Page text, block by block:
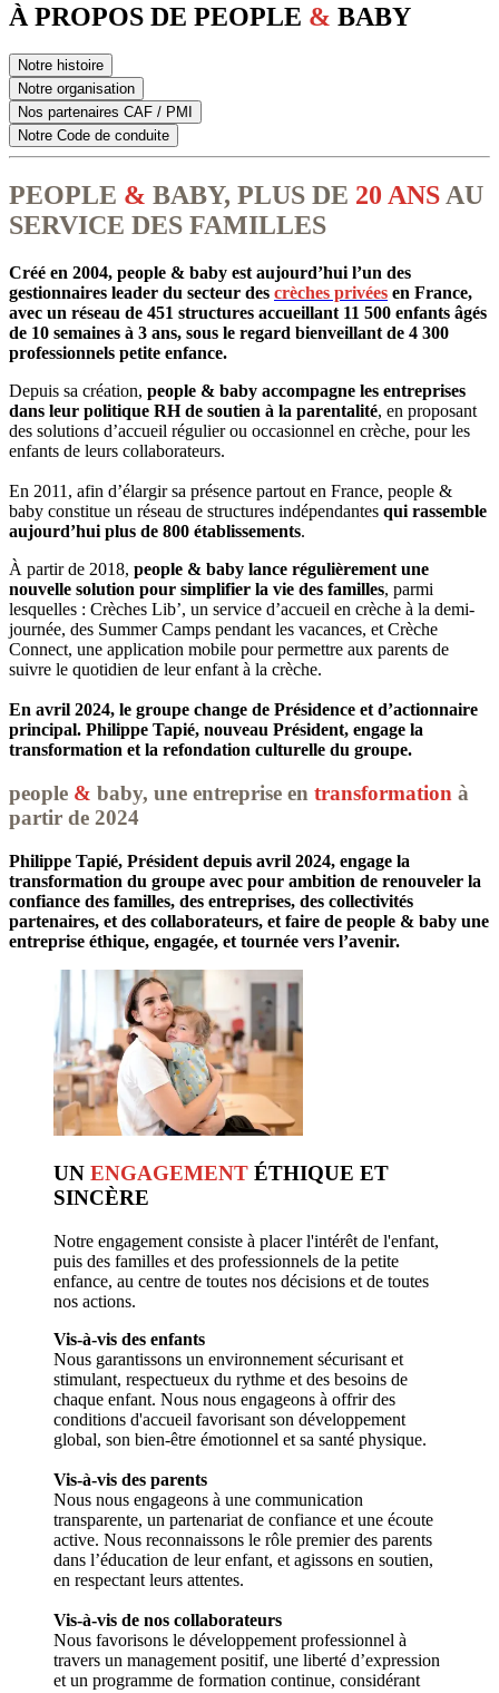
À PROPOS DE PEOPLE & BABY
Notre histoire
Notre organisation
Nos partenaires CAF / PMI
Notre Code de conduite
PEOPLE & BABY, PLUS DE 20 ANSAU
SERVICE DES FAMILLES
Créé en 2004, people & baby est aujourd’hui l’un des
gestionnaires leader du secteur des crèches privées en France,
avec un réseau de 451 structures accueillant 11 500 enfants âgés
de 10 semaines à 3 ans, sous le regard bienveillant de 4 300
professionnels petite enfance.
Depuis sa création, people & baby accompagne les entreprises
dans leur politique RH de soutien à la parentalité, en proposant
des solutions d’accueil régulier ou occasionnel en crèche, pour les
enfants de leurs collaborateurs.
En 2011, afin d’élargir sa présence partout en France, people &
baby constitue un réseau de structures indépendantes qui rassemble
aujourd’hui plus de 800 établissements.
À partir de 2018, people & baby lance régulièrement une
nouvelle solution pour simplifier la vie des familles, parmi
lesquelles : Crèches Lib’, un service d’accueil en crèche à la demi-
journée, des Summer Camps pendant les vacances, et Crèche
Connect, une application mobile pour permettre aux parents de
suivre le quotidien de leur enfant à la crèche.
En avril 2024, le groupe change de Présidence et d’actionnaire
principal. Philippe Tapié, nouveau Président, engage la
transformation et la refondation culturelle du groupe.
people & baby, une entreprise en transformation à
partir de 2024
Philippe Tapié, Président depuis avril 2024, engage la
transformation du groupe avec pour ambition de renouveler la
confiance des familles, des entreprises, des collectivités
partenaires, et des collaborateurs, et faire de people & baby une
entreprise éthique, engagée, et tournée vers l’avenir.
UN ENGAGEMENT ÉTHIQUE ET
SINCÈRE
Notre engagement consiste à placer l'intérêt de l'enfant,
puis des familles et des professionnels de la petite
enfance, au centre de toutes nos décisions et de toutes
nos actions.
Vis-à-vis des enfants
Nous garantissons un environnement sécurisant et
stimulant, respectueux du rythme et des besoins de
chaque enfant. Nous nous engageons à offrir des
conditions d'accueil favorisant son développement
global, son bien-être émotionnel et sa santé physique.
Vis-à-vis des parents
Nous nous engageons à une communication
transparente, un partenariat de confiance et une écoute
active. Nous reconnaissons le rôle premier des parents
dans l’éducation de leur enfant, et agissons en soutien,
en respectant leurs attentes.
Vis-à-vis de nos collaborateurs
Nous favorisons le développement professionnel à
travers un management positif, une liberté d’expression
et un programme de formation continue, considérant